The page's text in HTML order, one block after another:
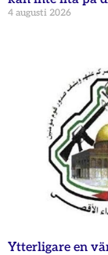
4 augusti 2026
Ytterligare en